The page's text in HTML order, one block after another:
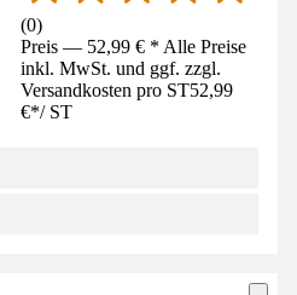
(0)
Preis — 52,99 € * Alle Preise
inkl. MwSt. und ggf. zzgl.
Versandkosten pro ST52,99
€*/ ST